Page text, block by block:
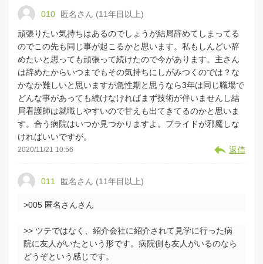
010 匿名さん (11年目以上)
頑張りたい気持ちはあるのでしょうが結局辞めてしまってる
のでこの先も同じ事が起こるかと思います。私もしんどい辞
めたいと思っても頑張って続けたので今があります。主さん
は辞めたからいつまでもその気持ちにしがみつくのでは？な
かなか難しいと思いますが急性期と思うなら3年は同じ職場で
どんな事があっても続けなければまず技術が伴いませんし結
局看護師は就職しやすいので甘えも出てきてるのかと思いま
す。合う病院はいつか見つかりますよ。プライドが邪魔しな
ければいいですが。
2020/11/21 10:56 返信
011 匿名さん (11年目以上)
>005 匿名さんさん
>> ツテではなく、紹介会社に紹介されて見学に行った病
院に友人がいたという形です。病院側も友人がいるのなら
どうぞという感じです。